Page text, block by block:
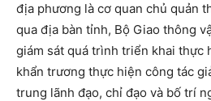
địa phương là cơ quan chủ quản
qua địa bàn tỉnh, Bộ Giao thông
giám sát quá trình triển khai thực
khẩn trương thực hiện công tác
trung lãnh đạo, chỉ đạo và bố trí